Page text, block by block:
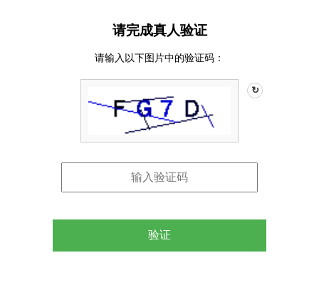
请完成真人验证
请输入以下图片中的验证码：
↻
验证